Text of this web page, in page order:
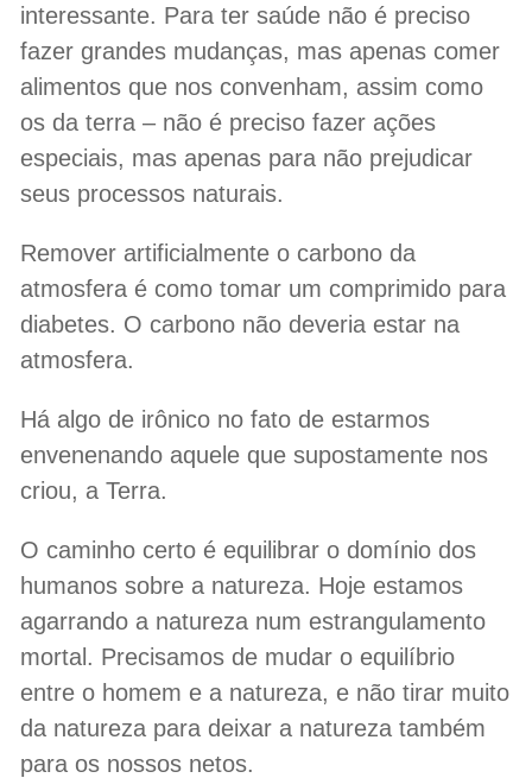
interessante. Para ter saúde não é preciso
fazer grandes mudanças, mas apenas comer
alimentos que nos convenham, assim como
os da terra – não é preciso fazer ações
especiais, mas apenas para não prejudicar
seus processos naturais.
Remover artificialmente o carbono da
atmosfera é como tomar um comprimido para
diabetes. O carbono não deveria estar na
atmosfera.
Há algo de irônico no fato de estarmos
envenenando aquele que supostamente nos
criou, a Terra.
O caminho certo é equilibrar o domínio dos
humanos sobre a natureza. Hoje estamos
agarrando a natureza num estrangulamento
mortal. Precisamos de mudar o equilíbrio
entre o homem e a natureza, e não tirar muito
da natureza para deixar a natureza também
para os nossos netos.